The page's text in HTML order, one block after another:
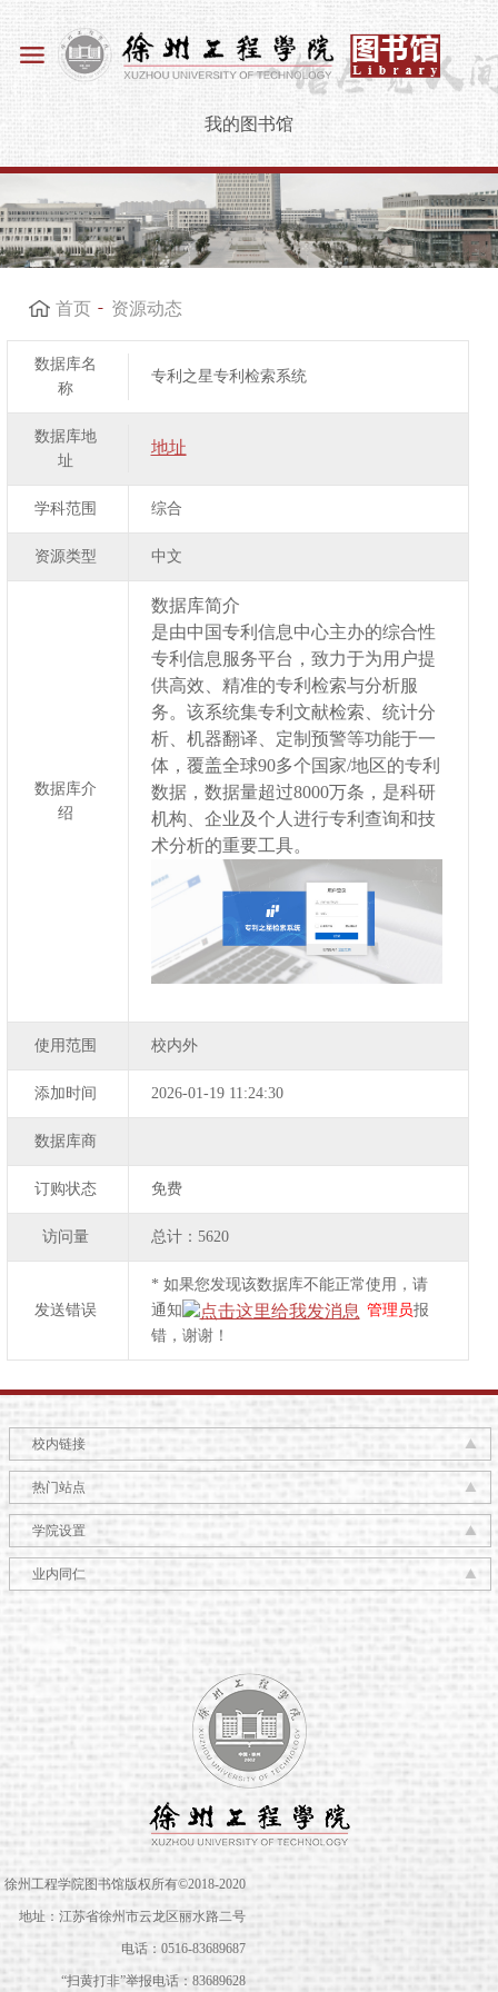
我的图书馆
首页 资源动态
数据库名
称
专利之星专利检索系统
数据库地
址
地址
学科范围 综合
资源类型 中文
数据库介
绍
数据库简介
是由中国专利信息中心主办的综合性
专利信息服务平台，致力于为用户提
供高效、精准的专利检索与分析服
务。该系统集专利文献检索、统计分
析、机器翻译、定制预警等功能于一
体，覆盖全球90多个国家/地区的专利
数据，数据量超过8000万条，是科研
机构、企业及个人进行专利查询和技
术分析的重要工具。
使用范围 校内外
添加时间 2026-01-19 11:24:30
数据库商
订购状态 免费
访问量 总计： 5620
发送错误
* 如果您发现该数据库不能正常使用，请
通知
管理员报
错，谢谢！
校内链接
热门站点
学院设置
业内同仁
徐州工程学院图书馆版权所有©2018-2020
地址：江苏省徐州市云龙区丽水路二号
电话：0516-83689687
“扫黄打非”举报电话：83689628